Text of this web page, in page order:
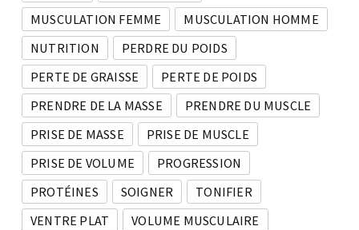
MUSCULATION FEMME
MUSCULATION HOMME
NUTRITION
PERDRE DU POIDS
PERTE DE GRAISSE
PERTE DE POIDS
PRENDRE DE LA MASSE
PRENDRE DU MUSCLE
PRISE DE MASSE
PRISE DE MUSCLE
PRISE DE VOLUME
PROGRESSION
PROTÉINES
SOIGNER
TONIFIER
VENTRE PLAT
VOLUME MUSCULAIRE